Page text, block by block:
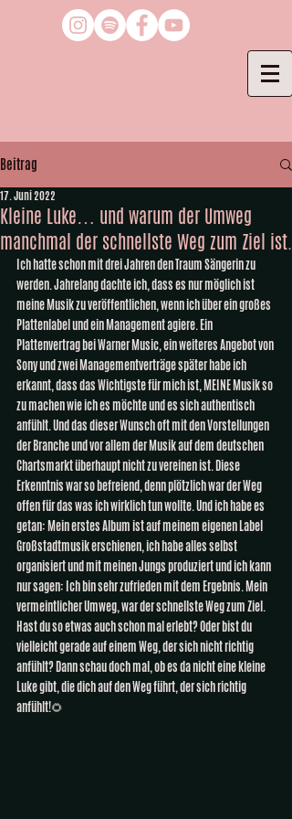
Beitrag
Kleine Luke… und warum der Umweg
manchmal der schnellste Weg zum Ziel ist.
17. Juni 2022
Ich hatte schon mit drei Jahren den Traum Sängerin zu
werden. Jahrelang dachte ich, dass es nur möglich ist
meine Musik zu veröffentlichen, wenn ich über ein großes
Plattenlabel und ein Management agiere. Ein
Plattenvertrag bei Warner Music, ein weiteres Angebot von
Sony und zwei Managementverträge später habe ich
erkannt, dass das Wichtigste für mich ist, MEINE Musik so
zu machen wie ich es möchte und es sich authentisch
anfühlt. Und das dieser Wunsch oft mit den Vorstellungen
der Branche und vor allem der Musik auf dem deutschen
Chartsmarkt überhaupt nicht zu vereinen ist. Diese
Erkenntnis war so befreiend, denn plötzlich war der Weg
offen für das was ich wirklich tun wollte. Und ich habe es
getan: Mein erstes Album ist auf meinem eigenen Label
Großstadtmusik erschienen, ich habe alles selbst
organisiert und mit meinen Jungs produziert und ich kann
nur sagen: Ich bin sehr zufrieden mit dem Ergebnis. Mein
vermeintlicher Umweg, war der schnellste Weg zum Ziel.
Hast du so etwas auch schon mal erlebt? Oder bist du
vielleicht gerade auf einem Weg, der sich nicht richtig
anfühlt? Dann schau doch mal, ob es da nicht eine kleine
Luke gibt, die dich auf den Weg führt, der sich richtig
anfühlt!🌻